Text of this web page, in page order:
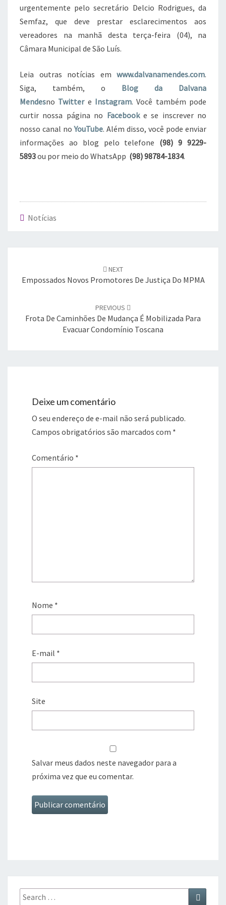
urgentemente pelo secretário Delcio Rodrigues, da
Semfaz, que deve prestar esclarecimentos aos
vereadores na manhã desta terça-feira (04), na
Câmara Municipal de São Luís.
Leia outras notícias em www.dalvanamendes.com.
Siga, também, o Blog da Dalvana
Mendesno Twittere Instagram. Você também pode
curtir nossa página no Facebooke se inscrever no
nosso canal noYouTube. Além disso, você pode enviar
informações ao blog pelo telefone (98) 9 9229-
5893ou por meio do WhatsApp (98) 98784-1834.
Notícias
NEXT
Empossados Novos Promotores De Justiça Do MPMA
PREVIOUS
Frota De Caminhões De Mudança É Mobilizada Para
Evacuar Condomínio Toscana
Deixe um comentário
O seu endereço de e-mail não será publicado.
Campos obrigatórios são marcados com *
Comentário *
Nome *
E-mail *
Site
Salvar meus dados neste navegador para a
próxima vez que eu comentar.
Search
Search